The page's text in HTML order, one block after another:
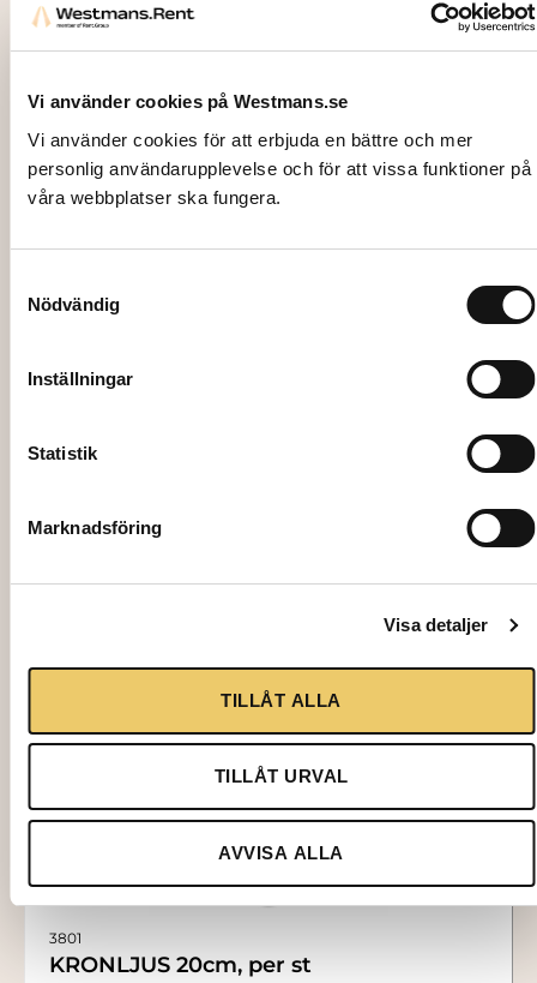
Vi använder cookies på Westmans.se
Vi använder cookies för att erbjuda en bättre och mer
personlig användarupplevelse och för att vissa funktioner på
våra webbplatser ska fungera.
Nödvändig
Inställningar
Statistik
Marknadsföring
Visa detaljer
TILLÅT ALLA
TILLÅT URVAL
AVVISA ALLA
LJUSSTAKE, Juni, svart, 30cm
47,00
3801
KRONLJUS 20cm, per st